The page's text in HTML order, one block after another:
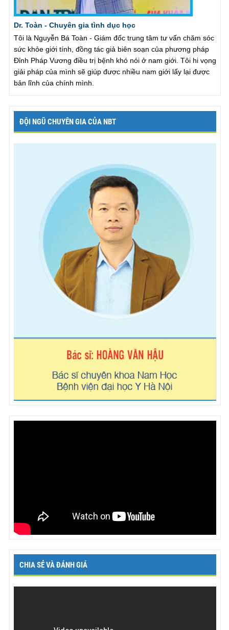
Dr. Toàn - Chuyên gia tình dục học
Tôi là Nguyễn Bá Toàn - Giám đốc trung tâm tư vấn chăm sóc
sức khỏe giới tính, đồng tác giả biên soạn của phương pháp
Đỉnh Pháp Vương điều trị bệnh khó nói ở nam giới. Tôi hi vọng
giải pháp của mình sẽ giúp được nhiều nam giới lấy lại được
bản lĩnh của chính mình.
ĐỘI NGŨ CHUYÊN GIA CỦA NBT
CHIA SẺ VÀ ĐÁNH GIÁ